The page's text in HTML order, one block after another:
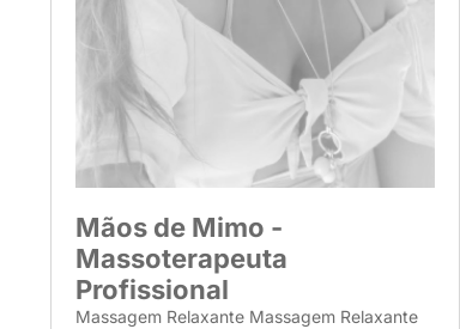
Mãos de Mimo -
Massoterapeuta
Profissional
Massagem Relaxante Massagem Relaxante